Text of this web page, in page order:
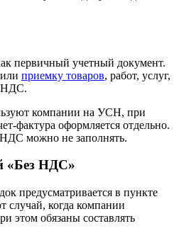
первичный учетный документ.
приемку товаров, работ, услуг,
НДС.
компании на УСН, при
оформляется отдельно.
можно не заполнять.
«Без НДС»
предусматривается в пункте
случай, когда компании
этом обязаны составлять